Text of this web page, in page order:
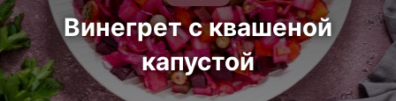
Винегрет с квашеной
капустой